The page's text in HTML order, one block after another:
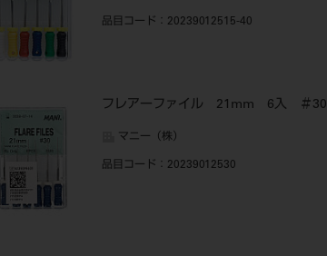
品目コード ：20239012515-40
フレアーファイル 21mm 6入 ＃30
マニー（株）
品目コード ：20239012530